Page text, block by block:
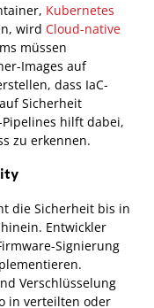
Kubernetes
wird Cloud-native
müssen
Images auf
dass IaC-
Sicherheit
hilft dabei,
zu erkennen.
die Sicherheit bis in
Entwickler
Signierung
Verschlüsselung
in verteilten oder